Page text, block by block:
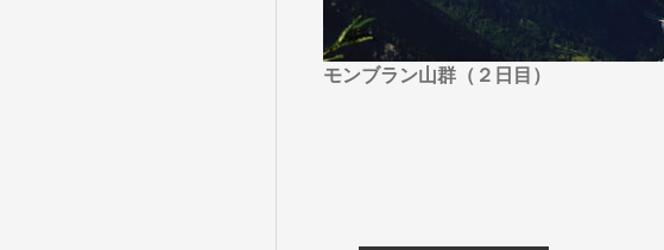
モンブラン山群（２日目）